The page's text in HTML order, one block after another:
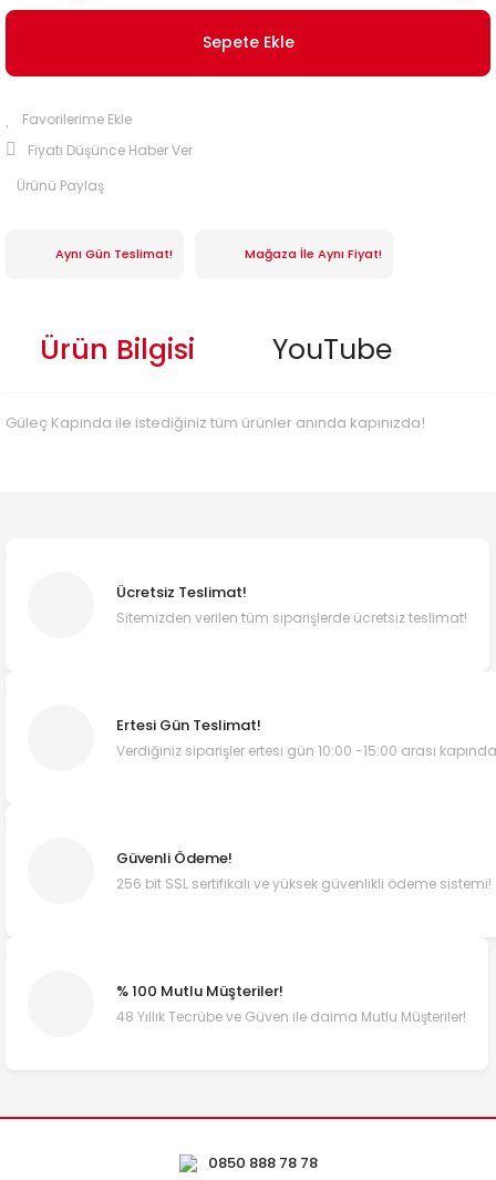
Sepete Ekle
Fiyatı Düşünce Haber Ver
Ürünü Paylaş
Aynı Gün Teslimat! Mağaza İle Aynı Fiyat!
Ürün Bilgisi YouTube
Güleç Kapında ile istediğiniz tüm ürünler anında kapınızda!
Ücretsiz Teslimat!
Sitemizden verilen tüm siparişlerde ücretsiz teslimat!
Ertesi Gün Teslimat!
Verdiğiniz siparişler ertesi gün 10:00 -15:00 arası
Güvenli Ödeme!
256 bit SSL sertifikalı ve yüksek güvenlikli ödeme sistemi!
% 100 Mutlu Müşteriler!
48 Yıllık Tecrübe ve Güven ile daima Mutlu Müşteriler!
0850 888 78 78